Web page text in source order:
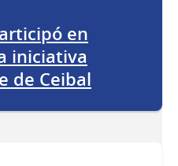
en
iniciativa
de Ceibal